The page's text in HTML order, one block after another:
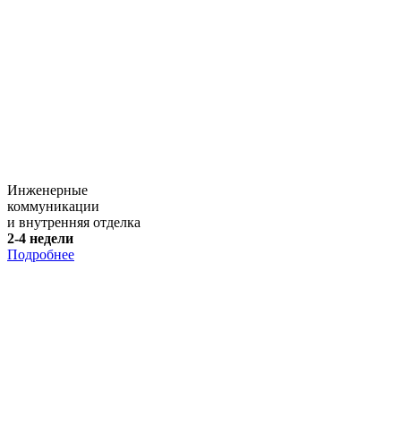
Инженерные
коммуникации
и внутренняя отделка
2-4 недели
Подробнее